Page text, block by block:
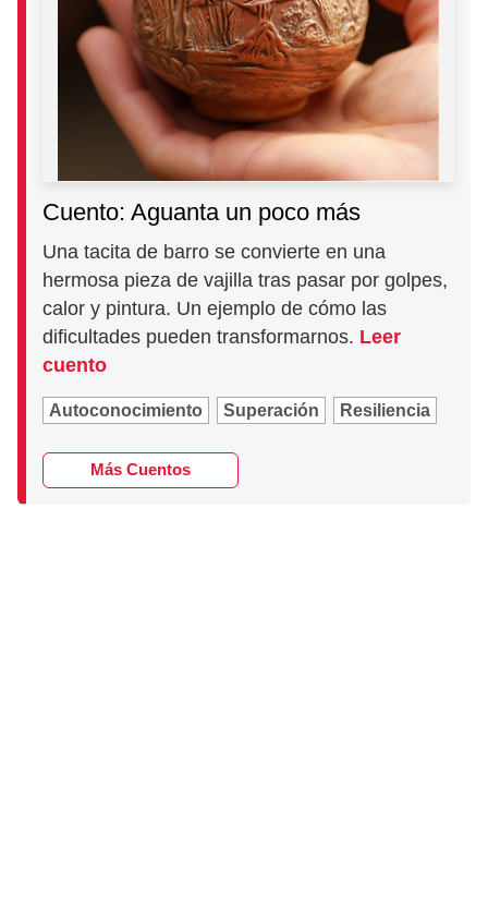
Cuento: Aguanta un poco más
Una tacita de barro se convierte en una
hermosa pieza de vajilla tras pasar por golpes,
calor y pintura. Un ejemplo de cómo las
dificultades pueden transformarnos. Leer
cuento
Autoconocimiento Superación Resiliencia
Más Cuentos